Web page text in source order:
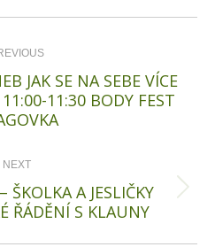
Previous
post:
JAK SE NA SEBE VÍCE
11:30 BODY FEST
NEXT
Next
ŠKOLKA A JESLIČKY
ŘÁDĚNÍ S KLAUNY